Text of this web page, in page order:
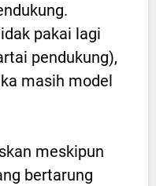
pakai lagi
pendukung),
masih model
meskipun
bertarung